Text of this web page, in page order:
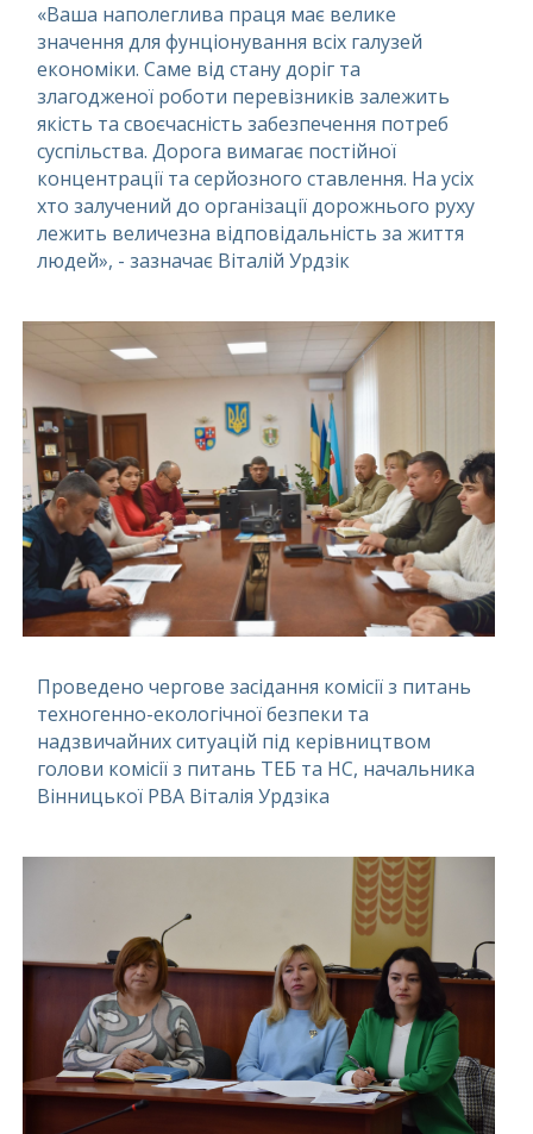
«Ваша наполеглива праця має велике
значення для фунціонування всіх галузей
економіки. Саме від стану доріг та
злагодженої роботи перевізників залежить
якість та своєчасність забезпечення потреб
суспільства. Дорога вимагає постійної
концентрації та серйозного ставлення. На усіх
хто залучений до організації дорожнього руху
лежить величезна відповідальність за життя
людей», - зазначає Віталій Урдзік
Проведено чергове засідання комісії з питань
техногенно-екологічної безпеки та
надзвичайних ситуацій під керівництвом
голови комісії з питань ТЕБ та НС, начальника
Вінницької РВА Віталія Урдзіка